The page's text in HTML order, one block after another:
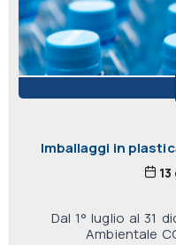
Imballaggi in
Dal 1° luglio al 31
Ambientale